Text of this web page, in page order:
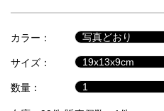
セ
ル
品
カラー：
サイズ：
数量：